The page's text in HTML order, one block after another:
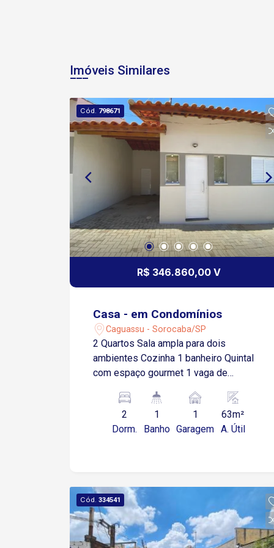
Imóveis Similares
Cód. 798671
R$ 346.860,00 V
Casa - em Condomínios
Caguassu - Sorocaba/SP
2 Quartos Sala ampla para dois
ambientes Cozinha 1 banheiro Quintal
com espaço gourmet 1 vaga de
oferece: Piscina Espaço gourmet
Portaria Localização privilegiada: Fácil
acesso à Av. Ipanema, próximo a
2
Dorm.
1
Banho
1
Garagem
63m²
A. Útil
Cód. 334541